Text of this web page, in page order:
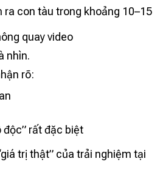
con tàu trong khoảng 10–15
quay video
nhìn.
rõ:
độc” rất đặc biệt
trị thật” của trải nghiệm tại